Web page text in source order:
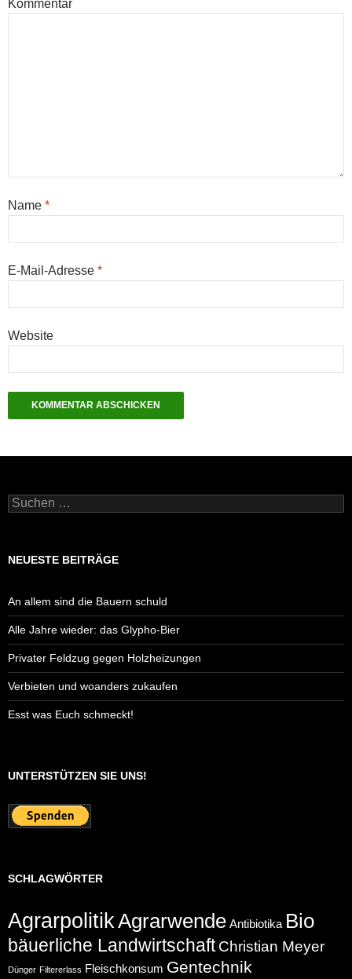
Kommentar
Name *
E-Mail-Adresse *
Website
Suchen
nach:
NEUESTE BEITRÄGE
An allem sind die Bauern schuld
Alle Jahre wieder: das Glypho-Bier
Privater Feldzug gegen Holzheizungen
Verbieten und woanders zukaufen
Esst was Euch schmeckt!
UNTERSTÜTZEN SIE UNS!
SCHLAGWÖRTER
AgrarpolitikAgrarwende Antibiotika Bio
bäuerliche Landwirtschaft Christian Meyer
Dünger Filtererlass Fleischkonsum Gentechnik